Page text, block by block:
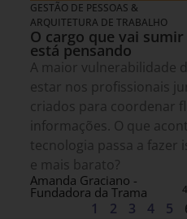
GESTÃO DE PESSOAS &
ARQUITETURA DE TRABALHO
O cargo que vai
está pensando
A maior vulnerabilidade
estar nos profissionais
criados para coordenar
informações. O que
tecnologia passa a fazer
e mais barato?
Amanda Graciano -
Fundadora da Trama
1 2 3 4 5